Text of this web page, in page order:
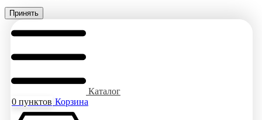
Принять
Каталог
0 пунктов Корзина